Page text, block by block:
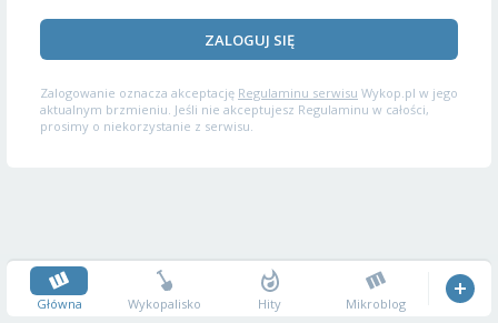
ZALOGUJ SIĘ
Zalogowanie oznacza akceptację Regulaminu serwisu Wykop.pl w jego
aktualnym brzmieniu. Jeśli nie akceptujesz Regulaminu w całości,
prosimy o niekorzystanie z serwisu.
Główna Wykopalisko Hity Mikroblog